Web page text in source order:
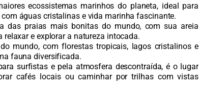
ecossistemas marinhos do planeta, ideal para
águas cristalinas e vida marinha fascinante.
das praias mais bonitas do mundo, com sua areia
e explorar a natureza intocada.
mundo, com florestas tropicais, lagos cristalinos e
fauna diversificada.
surfistas e pela atmosfera descontraída, é o lugar
cafés locais ou caminhar por trilhas com vistas